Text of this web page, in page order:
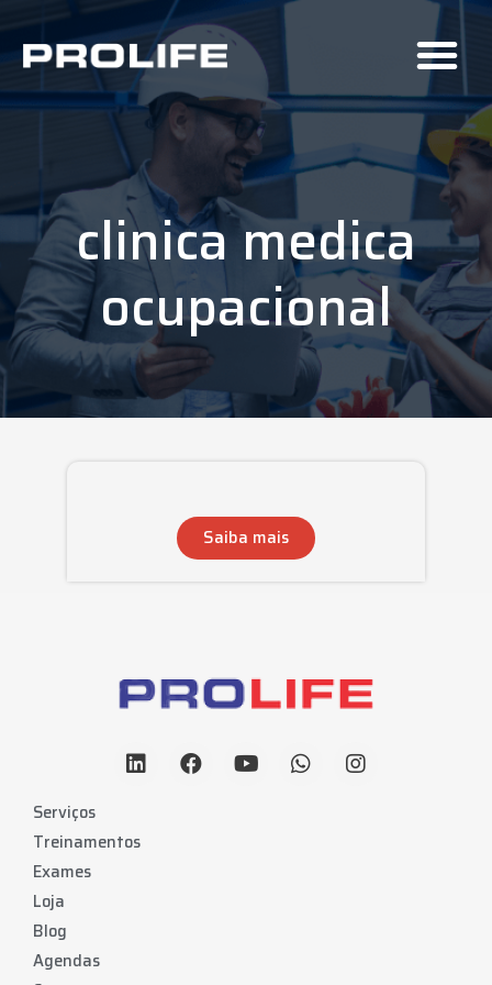
clinica medica
ocupacional
Saiba mais
Serviços
Treinamentos
Exames
Loja
Blog
Agendas